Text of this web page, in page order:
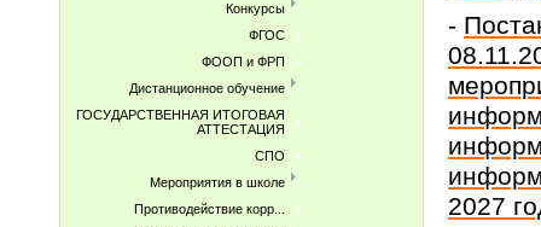
Конкурсы
ФГОС
ФООП и ФРП
Дистанционное обучение
ГОСУДАРСТВЕННАЯ ИТОГОВАЯ
АТТЕСТАЦИЯ
СПО
Мероприятия в школе
Противодействие корр...
-
2027